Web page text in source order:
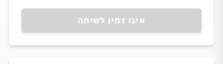
אינו זמין לשיחה